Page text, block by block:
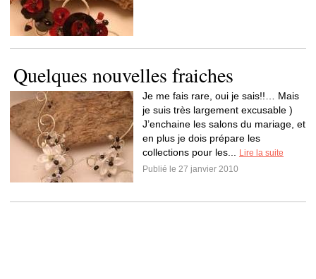
Quelques nouvelles fraiches
Je me fais rare, oui je sais!!… Mais
je suis très largement excusable )
J’enchaine les salons du mariage, et
en plus je dois prépare les
collections pour les...
Lire la suite
Publié le 27 janvier 2010